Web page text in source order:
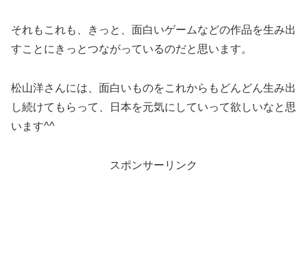
それもこれも、きっと、面白いゲームなどの作品を生み出
すことにきっとつながっているのだと思います。
松山洋さんには、面白いものをこれからもどんどん生み出
し続けてもらって、日本を元気にしていって欲しいなと思
います^^
スポンサーリンク